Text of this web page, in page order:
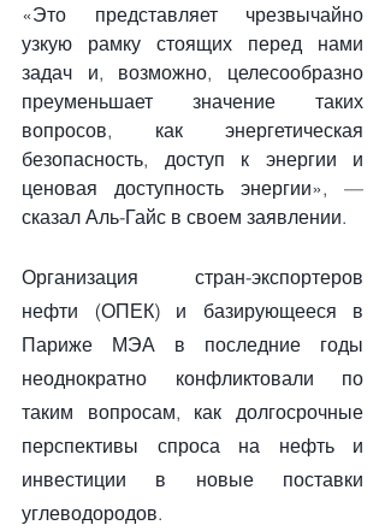
«Это представляет чрезвычайно
узкую рамку стоящих перед нами
задач и, возможно, целесообразно
преуменьшает значение таких
вопросов, как энергетическая
безопасность, доступ к энергии и
ценовая доступность энергии», —
сказал Аль-Гайс в своем заявлении.
Организация стран-экспортеров
нефти (ОПЕК) и базирующееся в
Париже МЭА в последние годы
неоднократно конфликтовали по
таким вопросам, как долгосрочные
перспективы спроса на нефть и
инвестиции в новые поставки
углеводородов.